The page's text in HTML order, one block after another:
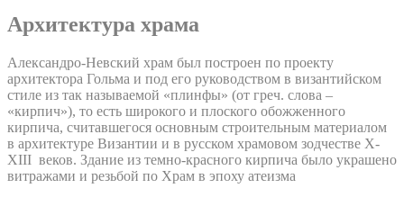
Архитектура храма
Александро-Невский храм был построен по проекту
архитектора Гольма и под его руководством в византийском
стиле из так называемой «плинфы» (от греч. слова –
«кирпич»), то есть широкого и плоского обожженного
кирпича, считавшегося основным строительным материалом
в архитектуре Византии и в русском храмовом зодчестве X-
XIII веков. Здание из темно-красного кирпича было украшено
витражами и резьбой по Храм в эпоху атеизма